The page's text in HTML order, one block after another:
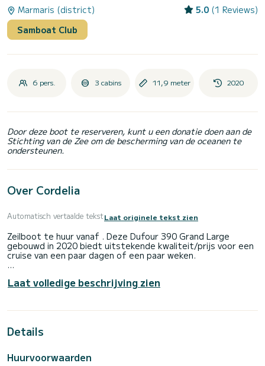
Marmaris (district) 5.0 (1 Reviews)
Samboat Club
6 pers. 3 cabins 11,9 meter 2020
Door deze boot te reserveren, kunt u een donatie doen aan de
Stichting van de Zee om de bescherming van de oceanen te
ondersteunen.
Over Cordelia
Automatisch vertaalde tekstLaat originele tekst zien
Zeilboot te huur vanaf . Deze Dufour 390 Grand Large
gebouwd in 2020 biedt uitstekende kwaliteit/prijs voor een
cruise van een paar dagen of een paar weken.
van 8 personen. Met een totale lengte van 12 meter is hij
uw beste bondgenoot voor een bijzondere vakantie op het
douche.
rolgenua. Het beschikt met name over de volgende
Laat volledige beschrijving zien
Details
Huurvoorwaarden